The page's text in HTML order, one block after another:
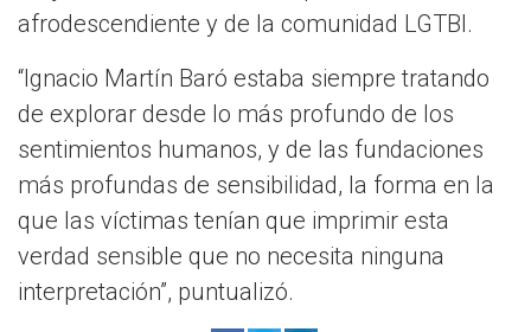
afrodescendiente y de la comunidad LGTBI.
“Ignacio Martín Baró estaba siempre tratando
de explorar desde lo más profundo de los
sentimientos humanos, y de las fundaciones
más profundas de sensibilidad, la forma en la
que las víctimas tenían que imprimir esta
verdad sensible que no necesita ninguna
interpretación”, puntualizó.